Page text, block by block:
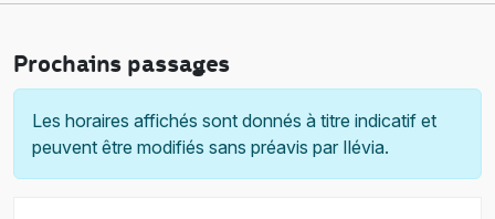
Prochains passages
Les horaires affichés sont donnés à titre indicatif et
peuvent être modifiés sans préavis par Ilévia.